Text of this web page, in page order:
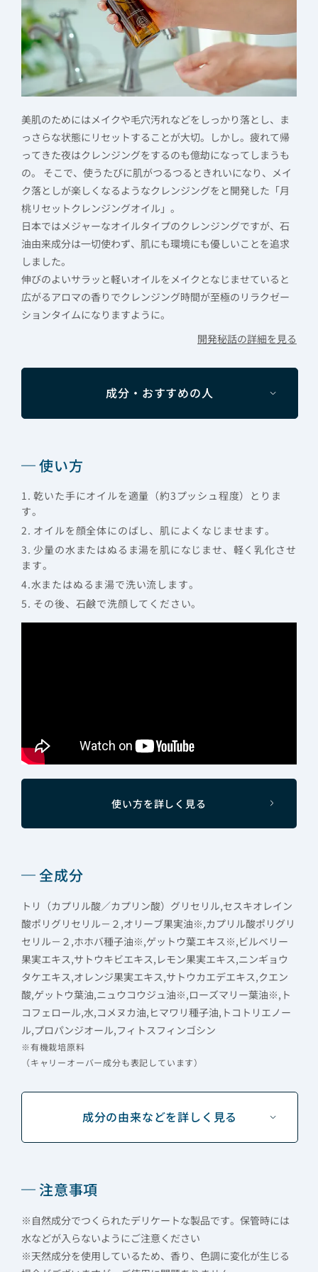
美肌のためにはメイクや毛穴汚れなどをしっかり落とし、ま
っさらな状態にリセットすることが大切。しかし。疲れて帰
ってきた夜はクレンジングをするのも億劫になってしまうも
の。 そこで、使うたびに肌がつるつるときれいになり、メイ
ク落としが楽しくなるようなクレンジングをと開発した「月
桃リセットクレンジングオイル」。
日本ではメジャーなオイルタイプのクレンジングですが、石
油由来成分は一切使わず、肌にも環境にも優しいことを追求
しました。
伸びのよいサラッと軽いオイルをメイクとなじませていると
広がるアロマの香りでクレンジング時間が至極のリラクゼー
ションタイムになりますように。
開発秘話の詳細を見る
成分・おすすめの人
使い方
1. 乾いた手にオイルを適量（約3プッシュ程度）とりま
す。
2. オイルを顔全体にのばし、肌によくなじませます。
3. 少量の水またはぬるま湯を肌になじませ、軽く乳化させ
ます。
4.水またはぬるま湯で洗い流します。
5. その後、石鹸で洗顔してください。
使い方を詳しく見る
全成分
トリ（カプリル酸／カプリン酸）グリセリル,セスキオレイン
酸ポリグリセリル－２,オリーブ果実油※,カプリル酸ポリグリ
セリル－２,ホホバ種子油※,ゲットウ葉エキス※,ビルベリー
果実エキス,サトウキビエキス,レモン果実エキス,ニンギョウ
タケエキス,オレンジ果実エキス,サトウカエデエキス,クエン
酸,ゲットウ葉油,ニュウコウジュ油※,ローズマリー葉油※,ト
コフェロール,水,コメヌカ油,ヒマワリ種子油,トコトリエノー
ル,プロパンジオール,フィトスフィンゴシン
※有機栽培原料
（キャリーオーバー成分も表記しています）
成分の由来などを詳しく見る
注意事項
※自然成分でつくられたデリケートな製品です。保管時には
水などが入らないようにご注意ください
※天然成分を使用しているため、香り、色調に変化が生じる